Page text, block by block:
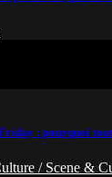
: pourquoi
/ Scene &